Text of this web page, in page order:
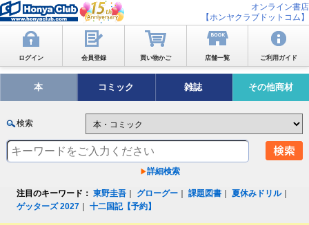
オンライン書店
【ホンヤクラブドットコム】
ログイン 会員登録 買い物かご 店舗一覧 ご利用ガイド
本 コミック 雑誌 その他商材
検索
詳細検索
注目のキーワード： 東野圭吾 グローグー ｜課題図書 ｜夏休みドリル｜
ゲッターズ 2027 ｜十二国記【予約】